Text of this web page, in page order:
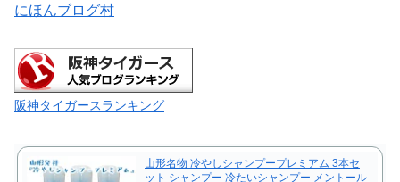
にほんブログ村
阪神タイガースランキング
山形名物 冷やしシャンプープレミアム 3本セ
ット シャンプー 冷たいシャンプー メントール